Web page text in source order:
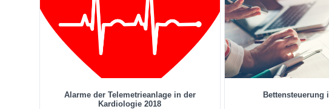
Alarme der Telemetrieanlage in der
Kardiologie 2018
Bettensteuerung